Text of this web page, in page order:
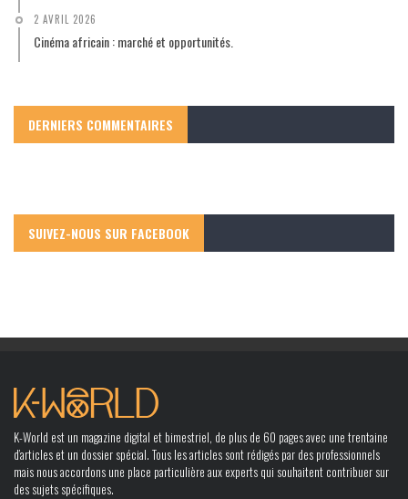
2 AVRIL 2026
Cinéma africain : marché et opportunités.
DERNIERS COMMENTAIRES
SUIVEZ-NOUS SUR FACEBOOK
K-World est un magazine digital et bimestriel, de plus de 60 pages avec une trentaine
d’articles et un dossier spécial. Tous les articles sont rédigés par des professionnels
mais nous accordons une place particulière aux experts qui souhaitent contribuer sur
des sujets spécifiques.